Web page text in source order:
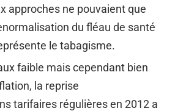
approches ne pouvaient que
du fléau de santé
le tabagisme.
faible mais cependant bien
la reprise
tarifaires régulières en 2012 a